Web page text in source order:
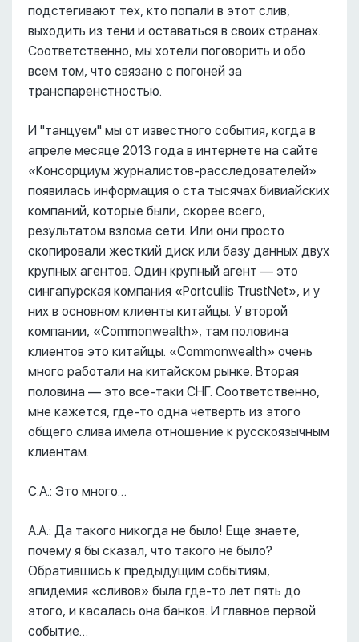
подстегивают тех, кто попали в этот слив,
выходить из тени и оставаться в своих странах.
Соответственно, мы хотели поговорить и обо
всем том, что связано с погоней за
транспаренстностью.
И "танцуем" мы от известного события, когда в
апреле месяце 2013 года в интернете на сайте
«Консорциум журналистов-расследователей»
появилась информация о ста тысячах бивиайских
компаний, которые были, скорее всего,
результатом взлома сети. Или они просто
скопировали жесткий диск или базу данных двух
крупных агентов. Один крупный агент –– это
сингапурская компания «Portcullis TrustNet», и у
них в основном клиенты китайцы. У второй
компании, «Commonwealth», там половина
клиентов это китайцы. «Commonwealth» очень
много работали на китайском рынке. Вторая
половина –– это все-таки СНГ. Соответственно,
мне кажется, где-то одна четверть из этого
общего слива имела отношение к русскоязычным
клиентам.
С.А.: Это много…
А.А.: Да такого никогда не было! Еще знаете,
почему я бы сказал, что такого не было?
Обратившись к предыдущим событиям,
эпидемия «сливов» была где-то лет пять до
этого, и касалась она банков. И главное первой
событие…